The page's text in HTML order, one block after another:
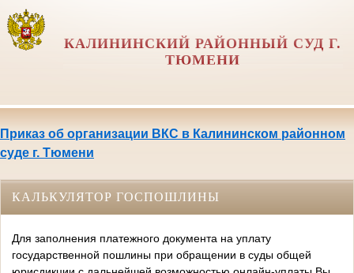
КАЛИНИНСКИЙ РАЙОННЫЙ СУД Г.
ТЮМЕНИ
Приказ об организации ВКС в Калининском районном
суде г. Тюмени
КАЛЬКУЛЯТОР ГОСПОШЛИНЫ
Для заполнения платежного документа на уплату
государственной пошлины при обращении в суды общей